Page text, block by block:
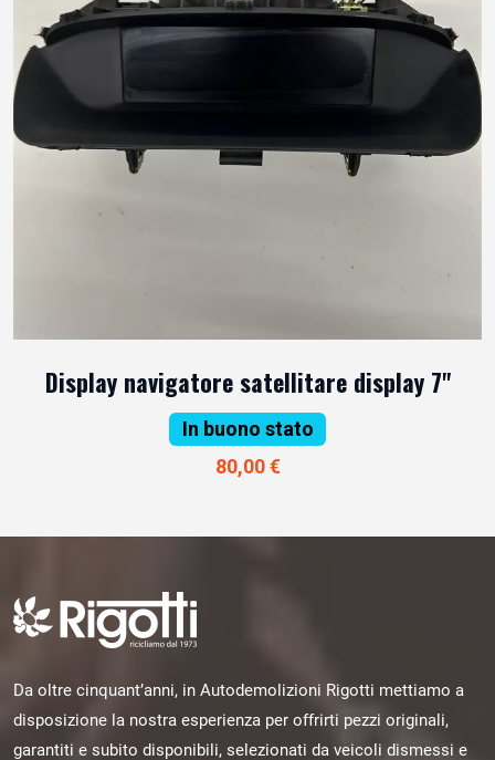
Display navigatore satellitare display 7"
In buono stato
80,00 €
Da oltre cinquant’anni, in Autodemolizioni Rigotti mettiamo a
disposizione la nostra esperienza per offrirti pezzi originali,
garantiti e subito disponibili, selezionati da veicoli dismessi e